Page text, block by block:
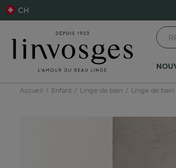
CH
Accueil Enfant Linge de bain Linge de bain